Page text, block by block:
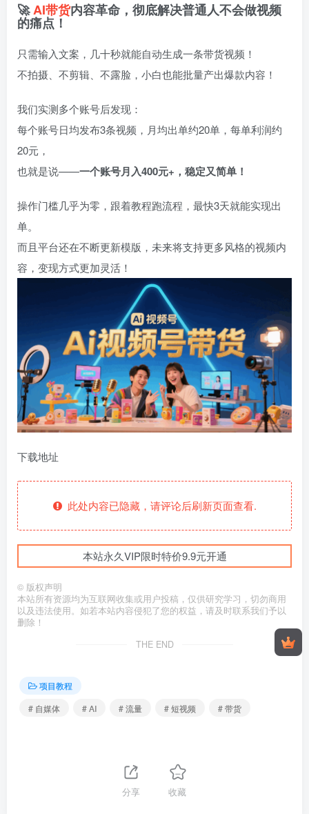
🚀AI带货内容革命，彻底解决普通人不会做视频
的痛点！
只需输入文案，几十秒就能自动生成一条带货视频！
不拍摄、不剪辑、不露脸，小白也能批量产出爆款内容！
我们实测多个账号后发现：
每个账号日均发布3条视频，月均出单约20单，每单利润约
20元，
也就是说——一个账号月入400元+，稳定又简单！
操作门槛几乎为零，跟着教程跑流程，最快3天就能实现出
单。
而且平台还在不断更新模版，未来将支持更多风格的视频内
容，变现方式更加灵活！
下载地址
此处内容已隐藏，请评论后刷新页面查看.
本站永久VIP限时特价9.9元开通
© 版权声明
本站所有资源均为互联网收集或用户投稿，仅供研究学习，切勿商用
以及违法使用。如若本站内容侵犯了您的权益，请及时联系我们予以
删除！
THE END
项目教程
# 自媒体
# AI # 流量 # 短视频 # 带货
分享 收藏